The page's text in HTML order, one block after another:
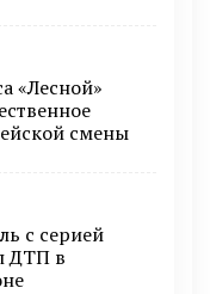
«Лесной»
смены
с серией
ДТП в